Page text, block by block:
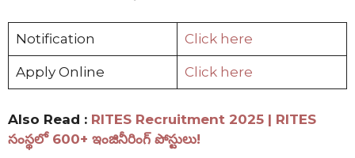
Notification Click here
Apply Online Click here
Also Read : RITES Recruitment 2025 | RITES
సంస్థలో 600+ ఇంజినీరింగ్ పోస్టులు!